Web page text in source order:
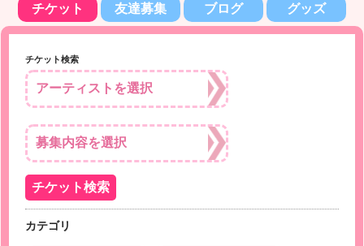
チケット 友達募集 ブログ グッズ
チケット検索
カテゴリ